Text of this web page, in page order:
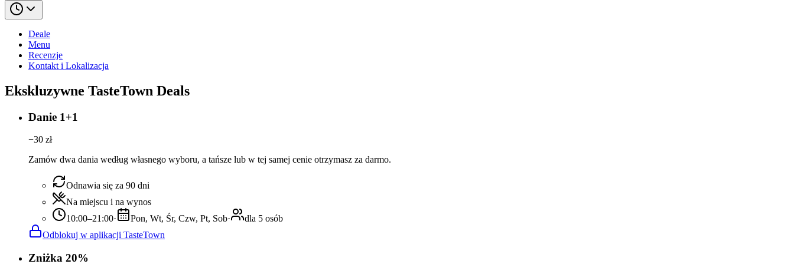
Deale
Menu
Recenzje
Kontakt i Lokalizacja
Ekskluzywne TasteTown Deals
Danie 1+1
−30 zł
Zamów dwa dania według własnego wyboru, a tańsze lub w tej samej cenie otrzymasz za darmo.
Odnawia się za 90 dni
Na miejscu i na wynos
10:00–21:00· Pon, Wt, Śr, Czw, Pt, Sob·
dla 5 osób
Odblokuj w aplikacji TasteTown
Zniżka 20%